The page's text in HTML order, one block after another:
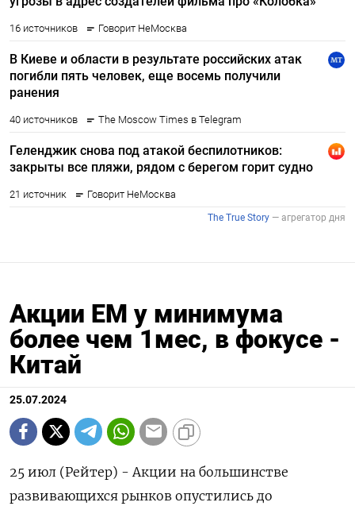
Акции EM у минимума
более чем 1мес, в фокусе -
Китай
25.07.2024
25 июл (Рейтер) - Акции на большинстве
развивающихся рынков опустились до